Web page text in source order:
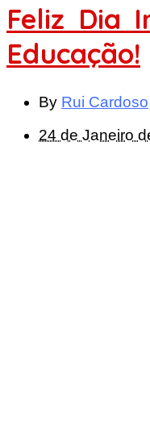
Feliz Dia
Educação!
By Rui Cardoso
24 de Janeiro